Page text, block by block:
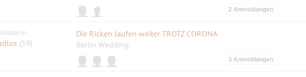
2 Anmeldungen
(59)
Die Ricken laufen weiter TROTZ CORONA
Berlin Wedding
3 Anmeldungen